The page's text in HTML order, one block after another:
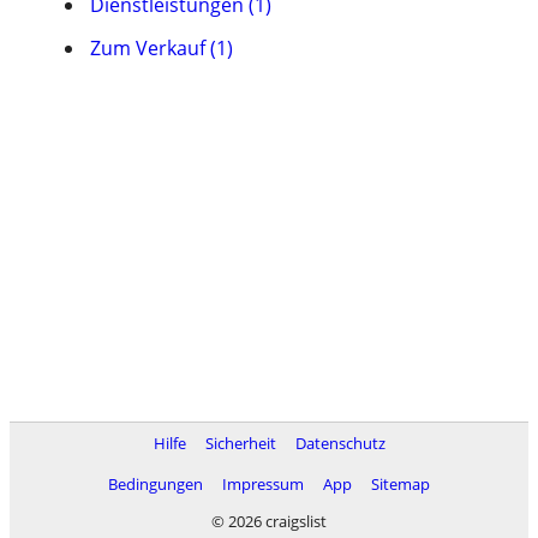
Zum Verkauf (1)
Hilfe Sicherheit
Datenschutz
Bedingungen
Impressum App
Sitemap
© 2026 craigslist